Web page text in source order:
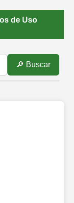
de Uso
🔎 Buscar